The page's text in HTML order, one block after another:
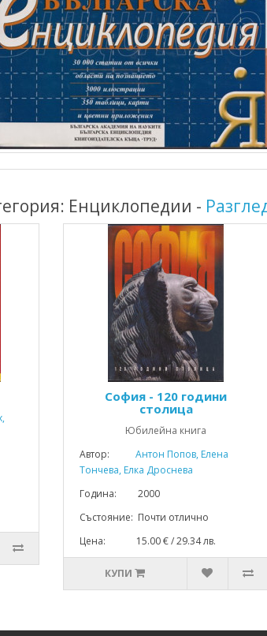
Енциклопедии -
София - 120 години
столица
Юбилейна книга
Автор:
Антон Попов, Елена
Тончева, Елка Дроснева
Година: 2000
Състояние: Почти отлично
Цена: 15.00 € / 29.34 лв.
КУПИ